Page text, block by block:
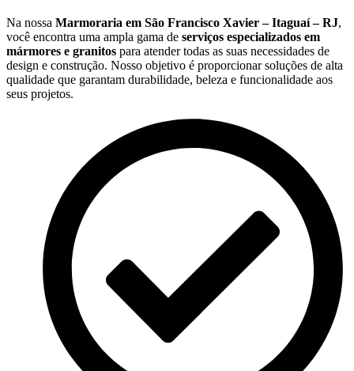
Na nossa Marmoraria em São Francisco Xavier – Itaguaí – RJ,
você encontra uma ampla gama de serviços especializados em
mármores e granitos para atender todas as suas necessidades de
design e construção. Nosso objetivo é proporcionar soluções de alta
qualidade que garantam durabilidade, beleza e funcionalidade aos
seus projetos.